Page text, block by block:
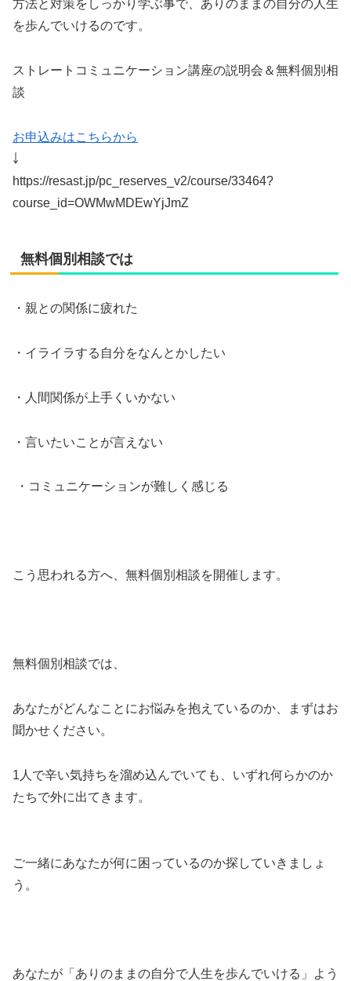
方法と対策をしっかり学ぶ事で、ありのままの自分の人生
を歩んでいけるのです。
ストレートコミュニケーション講座の説明会＆無料個別相
談
お申込みはこちらから
￬
https://resast.jp/pc_reserves_v2/course/33464?
course_id=OWMwMDEwYjJmZ
無料個別相談では
・親との関係に疲れた
・イライラする自分をなんとかしたい
・人間関係が上手くいかない
・言いたいことが言えない
・コミュニケーションが難しく感じる
こう思われる方へ、無料個別相談を開催します。
無料個別相談では、
あなたがどんなことにお悩みを抱えているのか、まずはお
聞かせください。
1人で辛い気持ちを溜め込んでいても、いずれ何らかのか
たちで外に出てきます。
ご一緒にあなたが何に困っているのか探していきましょ
う。
あなたが「ありのままの自分で人生を歩んでいける」よう